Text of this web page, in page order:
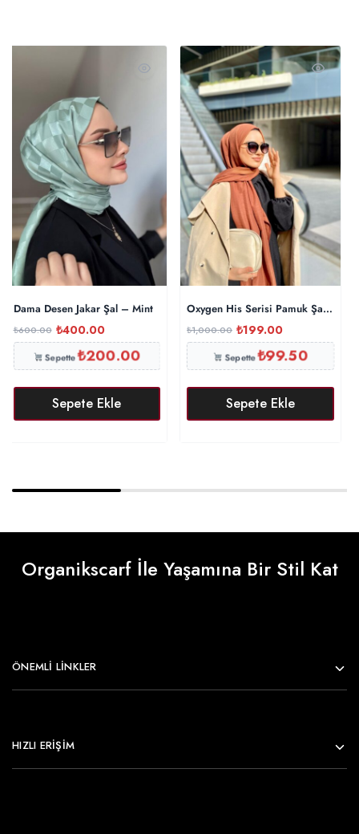
Dama Desen Jakar Şal – Mint
₺600.00 ₺400.00
Sepette₺200.00
Sepete Ekle
Oxygen His Serisi Pamuk Şal –
₺1,000.00 ₺199.00
Sepette₺99.50
Sepete Ekle
Organikscarf İle Yaşamına Bir Stil Kat
ÖNEMLI LINKLER
HIZLI ERİŞİM